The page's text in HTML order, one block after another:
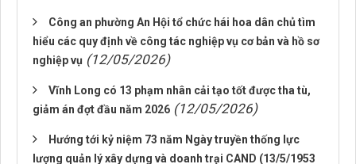
Công an phường An Hội tổ chức hái hoa dân chủ tìm
hiểu các quy định về công tác nghiệp vụ cơ bản và hồ sơ
nghiệp vụ (12/05/2026)
Vĩnh Long có 13 phạm nhân cải tạo tốt được tha tù,
giảm án đợt đầu năm 2026 (12/05/2026)
Hướng tới kỷ niệm 73 năm Ngày truyền thống lực
lượng quản lý xây dựng và doanh trại CAND (13/5/1953